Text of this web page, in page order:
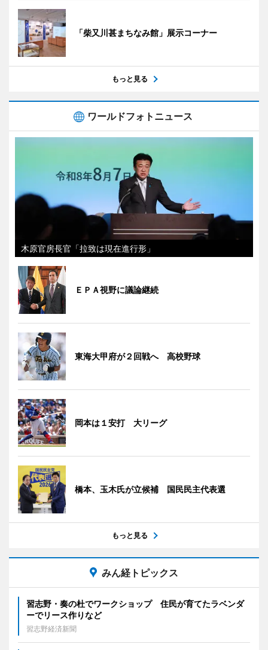
「柴又川甚まちなみ館」展示コーナー
もっと見る
ワールドフォトニュース
木原官房長官「拉致は現在進行形」
ＥＰＡ視野に議論継続
東海大甲府が２回戦へ 高校野球
岡本は１安打 大リーグ
橋本、玉木氏が立候補 国民民主代表選
もっと見る
みん経トピックス
習志野・奏の杜でワークショップ 住民が育てたラベンダ
ーでリース作りなど
習志野経済新聞